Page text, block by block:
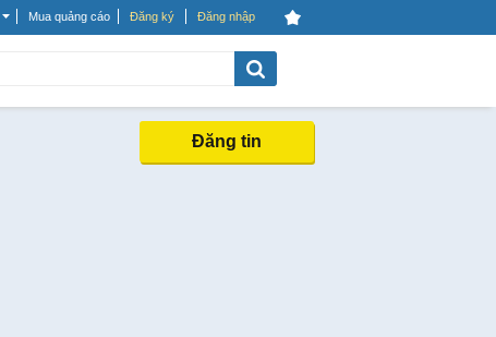
Mua quảng cáo Đăng ký Đăng nhập
Đăng tin